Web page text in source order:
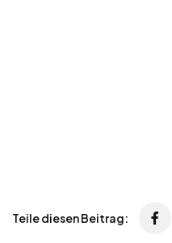
Teile diesen Beitrag: